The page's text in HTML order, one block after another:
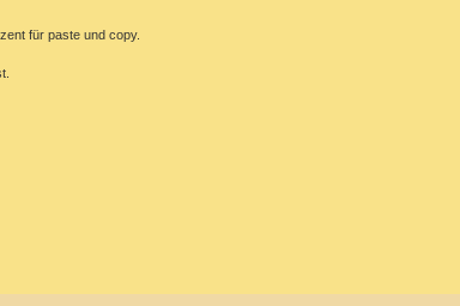
für paste und copy.